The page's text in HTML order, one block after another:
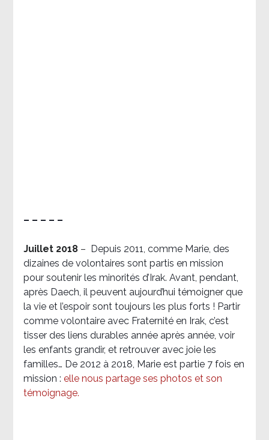
– – – – –
Juillet 2018 –
Depuis 2011, comme Marie, des
dizaines de volontaires sont partis en mission
pour soutenir les minorités d’Irak. Avant, pendant,
après Daech, il peuvent aujourd’hui témoigner que
la vie et l’espoir sont toujours les plus forts ! Partir
comme volontaire avec Fraternité en Irak, c’est
tisser des liens durables année après année, voir
les enfants grandir, et retrouver avec joie les
familles… De 2012 à 2018, Marie est partie 7 fois en
mission : elle nous partage ses photos et son
témoignage.